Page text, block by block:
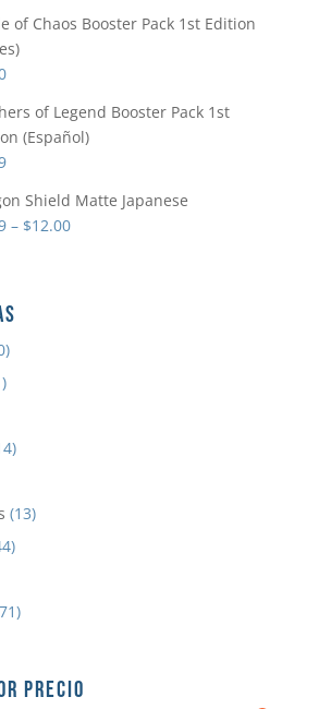
of Chaos Booster Pack 1st Edition
of Legend Booster Pack 1st
(Español)
Shield Matte Japanese
– $12.00
(13)
PRECIO